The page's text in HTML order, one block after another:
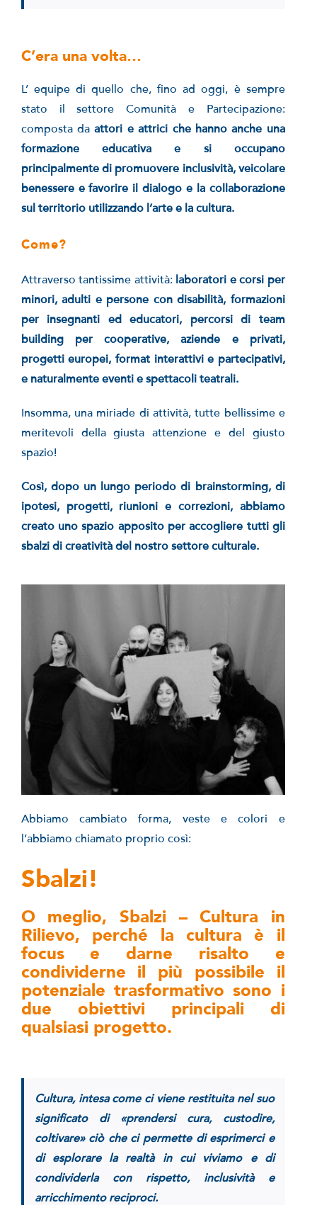
C’era una volta…
L’ equipe di quello che, fino ad oggi, è sempre
stato il settore Comunità e Partecipazione:
composta daattori e attrici che hanno anche una
formazione educativa e si occupano
principalmente di promuovere inclusività, veicolare
benessere e favorire il dialogo e la collaborazione
sul territorio utilizzando l’arte e la cultura.
Come?
Attraverso tantissime attività: laboratori e corsi per
minori, adulti e persone con disabilità, formazioni
per insegnanti ed educatori, percorsi di team
building per cooperative, aziende e privati,
progetti europei, format interattivi e partecipativi,
e naturalmente eventi e spettacoli teatrali.
Insomma, una miriade di attività, tutte bellissime e
meritevoli della giusta attenzione e del giusto
spazio!
Così, dopo un lungo periodo di brainstorming, di
ipotesi, progetti, riunioni e correzioni, abbiamo
creato uno spazio apposito per accogliere tutti gli
sbalzi di creatività del nostro settore culturale.
Abbiamo cambiato forma, veste e colori e
l’abbiamo chiamato proprio così:
Sbalzi!
O meglio, Sbalzi – Cultura in
Rilievo, perché la cultura è il
focus e darne risalto e
condividerne il più possibile il
potenziale trasformativo sono i
due obiettivi principali di
qualsiasi progetto.
Cultura, intesa come ci viene restituita nel suo
significato di «prendersi cura, custodire,
coltivare» ciò che ci permette di esprimerci e
di esplorare la realtà in cui viviamo e di
condividerla con rispetto, inclusività e
arricchimento reciproci.